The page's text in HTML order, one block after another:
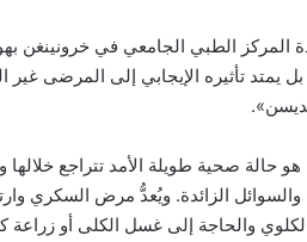
المركز الطبي الجامعي في خرونينغن
تأثيره الإيجابي إلى المرضى غير
حالة صحية طويلة الأمد تتراجع
الزائدة. ويُعدُّ مرض السكري
والحاجة إلى غسل الكلى أو